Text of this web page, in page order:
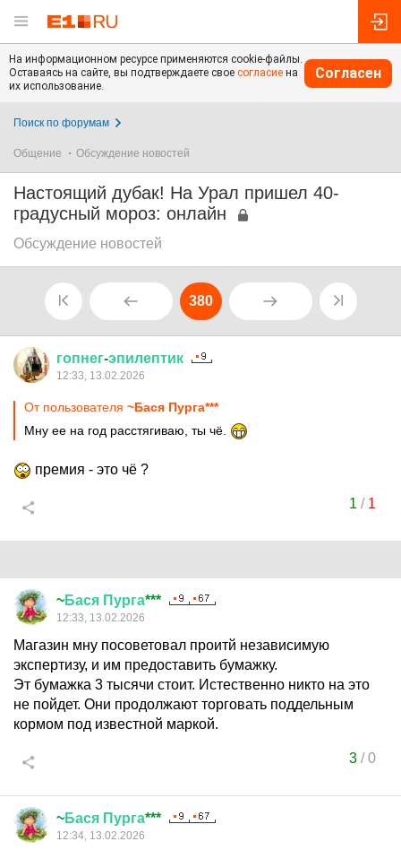
На информационном ресурсе применяются cookie-файлы.
Оставаясь на сайте, вы подтверждаете свое согласие на
их использование.
Согласен
Поиск по форумам
Общение Обсуждение новостей
Настоящий дубак! На Урал пришел 40-
градусный мороз: онлайн
Обсуждение новостей
380
гопнег-эпилептик
12:33, 13.02.2026
От пользователя ~Бася Пурга***
Мну ее на год расстягиваю, ты чё.
премия - это чё ?
1 / 1
~Бася Пурга***
12:33, 13.02.2026
Магазин мну посоветовал проитй независимую
экспертизу, и им предоставить бумажку.
Эт бумажка 3 тысячи стоит. Истественно никто на это
не пойдет. Они продолжают торговать поддельным
кормом под известной маркой.
3/0
~Бася Пурга***
12:34, 13.02.2026